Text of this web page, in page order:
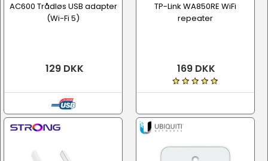
AC600 Trådløs USB adapter
(Wi-Fi 5)
129 DKK
TP-Link WA850RE WiFi
repeater
169 DKK